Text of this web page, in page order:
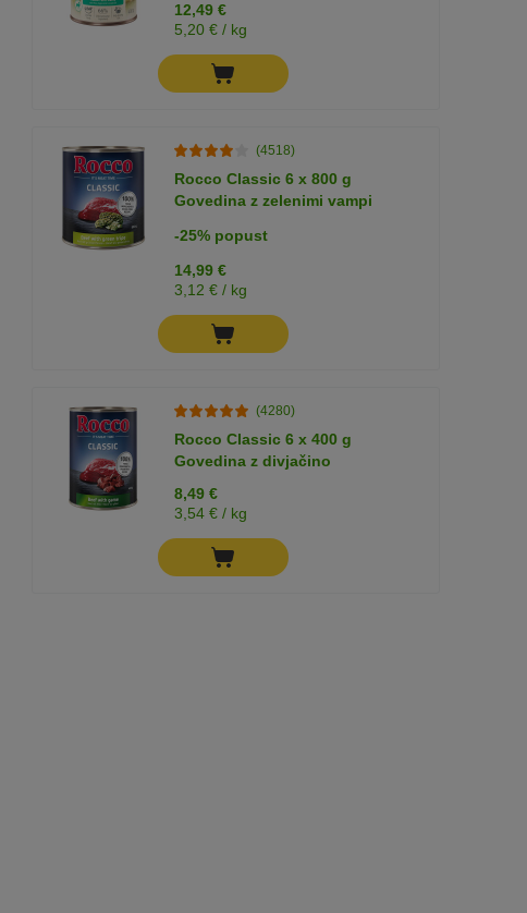
12,49 €
5,20 € / kg
(4518)
Rocco Classic 6 x 800 g
Govedina z zelenimi vampi
-25% popust
14,99 €
3,12 € / kg
(4280)
Rocco Classic 6 x 400 g
Govedina z divjačino
8,49 €
3,54 € / kg